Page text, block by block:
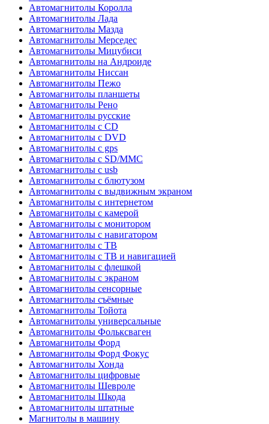
Автомагнитолы Королла
Автомагнитолы Лада
Автомагнитолы Мазда
Автомагнитолы Мерседес
Автомагнитолы Мицубиси
Автомагнитолы на Андроиде
Автомагнитолы Ниссан
Автомагнитолы Пежо
Автомагнитолы планшеты
Автомагнитолы Рено
Автомагнитолы русские
Автомагнитолы с CD
Автомагнитолы с DVD
Автомагнитолы с gps
Автомагнитолы с SD/MMC
Автомагнитолы с usb
Автомагнитолы с блютузом
Автомагнитолы с выдвижным экраном
Автомагнитолы с интернетом
Автомагнитолы с камерой
Автомагнитолы с монитором
Автомагнитолы с навигатором
Автомагнитолы с ТВ
Автомагнитолы с ТВ и навигацией
Автомагнитолы с флешкой
Автомагнитолы с экраном
Автомагнитолы сенсорные
Автомагнитолы съёмные
Автомагнитолы Тойота
Автомагнитолы универсальные
Автомагнитолы Фольксваген
Автомагнитолы Форд
Автомагнитолы Форд Фокус
Автомагнитолы Хонда
Автомагнитолы цифровые
Автомагнитолы Шевроле
Автомагнитолы Шкода
Автомагнитолы штатные
Магнитолы в машину